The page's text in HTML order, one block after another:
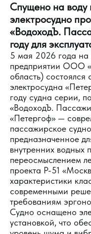
Спущено на воду
электросудно
«ВодоходЪ.
году для
5 мая 2026 года на
предприятии ООО
область) состоялся
электросудна
году судна серии,
«ВодоходЪ.
«Петергоф» —
пассажирское
предназначенное
внутренних водных
переосмыслением
проекта Р-51
характеристики
современными
требованиям
Судно оснащено
установкой, что